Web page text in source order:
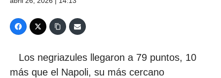
Los negriazules llegaron a 79 puntos, 10
más que el Napoli, su más cercano